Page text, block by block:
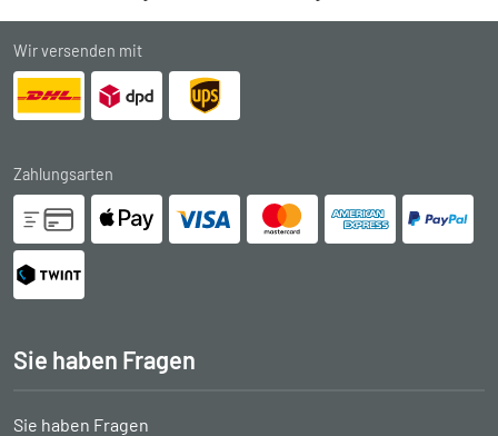
Wir versenden mit
Zahlungsarten
Sie haben Fragen
Sie haben Fragen